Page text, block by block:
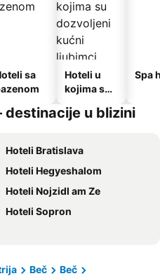
sa
Hoteli u
kojima su
kućni
Spa
destinacije u blizini
Hoteli Bratislava
Hoteli Hegyeshalom
Hoteli Nojzidl am Ze
Hoteli Sopron
Beč
Beč